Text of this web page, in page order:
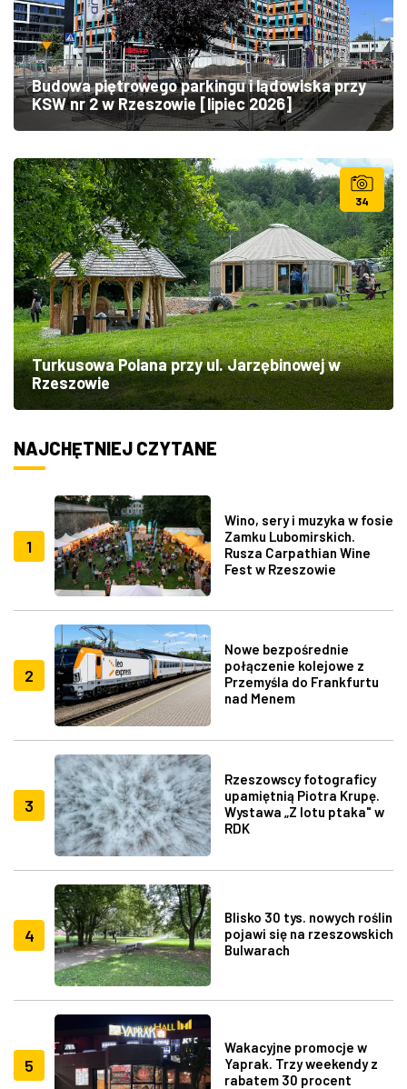
Budowa piętrowego parkingu i lądowiska przy
KSW nr 2 w Rzeszowie [lipiec 2026]
34
Turkusowa Polana przy ul. Jarzębinowej w
Rzeszowie
NAJCHĘTNIEJ CZYTANE
1
Wino, sery i muzyka w fosie
Zamku Lubomirskich.
Rusza Carpathian Wine
Fest w Rzeszowie
2
Nowe bezpośrednie
połączenie kolejowe z
Przemyśla do Frankfurtu
nad Menem
3
Rzeszowscy fotograficy
upamiętnią Piotra Krupę.
Wystawa „Z lotu ptaka" w
RDK
4
Blisko 30 tys. nowych roślin
pojawi się na rzeszowskich
Bulwarach
5
Wakacyjne promocje w
Yaprak. Trzy weekendy z
rabatem 30 procent